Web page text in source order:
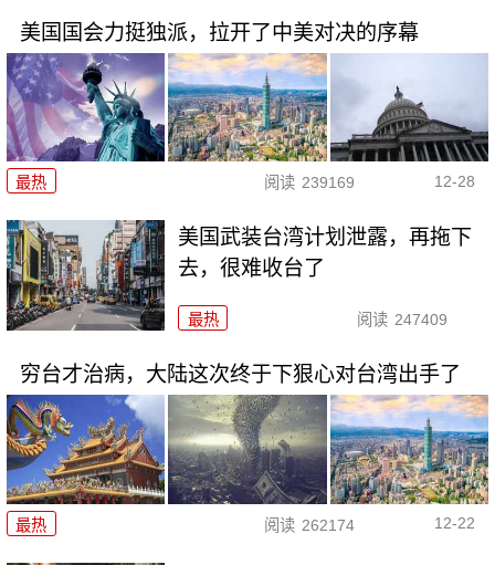
美国国会力挺独派，拉开了中美对决的序幕
最热 阅读 239169 12-28
美国武装台湾计划泄露，再拖下
去，很难收台了
最热 阅读 247409
穷台才治病，大陆这次终于下狠心对台湾出手了
最热 阅读 262174 12-22